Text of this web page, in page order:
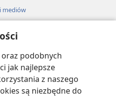
podobnych
jak najlepsze
z naszego
są niezbędne do
mediów
Strażnicy